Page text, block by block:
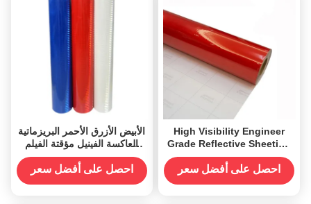
الأبيض الأزرق الأحمر البريزماتية
العاكسة الفينيل مؤقتة الفيلم
المواد بي تي
احصل على أفضل سعر
High Visibility Engineer
Grade Reflective Sheeting
Reflective Cutting Vinyl for
Parking Directional Signs
احصل على أفضل سعر